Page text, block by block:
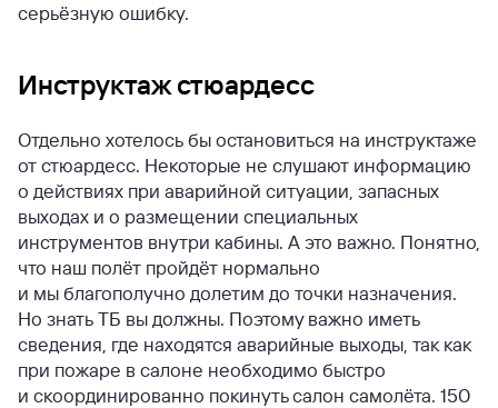
серьёзную ошибку.
Инструктаж стюардесс
Отдельно хотелось бы остановиться на инструктаже
от стюардесс. Некоторые не слушают информацию
о действиях при аварийной ситуации, запасных
выходах и о размещении специальных
инструментов внутри кабины. А это важно. Понятно,
что наш полёт пройдёт нормально
и мы благополучно долетим до точки назначения.
Но знать ТБ вы должны. Поэтому важно иметь
сведения, где находятся аварийные выходы, так как
при пожаре в салоне необходимо быстро
и скоординированно покинуть салон самолёта. 150